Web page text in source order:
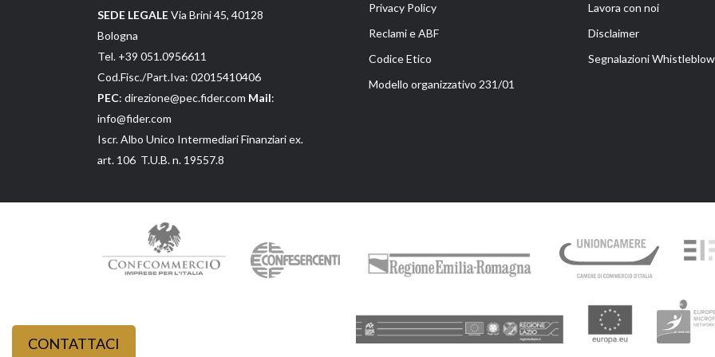
SEDE LEGALEVia Brini 45, 40128
Bologna
Tel. +39 051.0956611
Cod.Fisc./Part.Iva: 02015410406
PEC: direzione@pec.fider.comMail:
info@fider.com
Iscr. Albo Unico Intermediari Finanziari ex.
art. 106 T.U.B. n. 19557.8
Privacy Policy
Reclami e ABF
Codice Etico
Modello organizzativo 231/01
Lavora con noi
Disclaimer
Segnalazioni
CONTATTACI